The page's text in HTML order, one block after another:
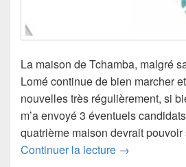
La maison de Tchamba, malgré
Lomé continue de bien marcher
nouvelles très régulièrement, si
m’a envoyé 3 éventuels
quatrième maison devrait pouvoir
Continuer la lecture →